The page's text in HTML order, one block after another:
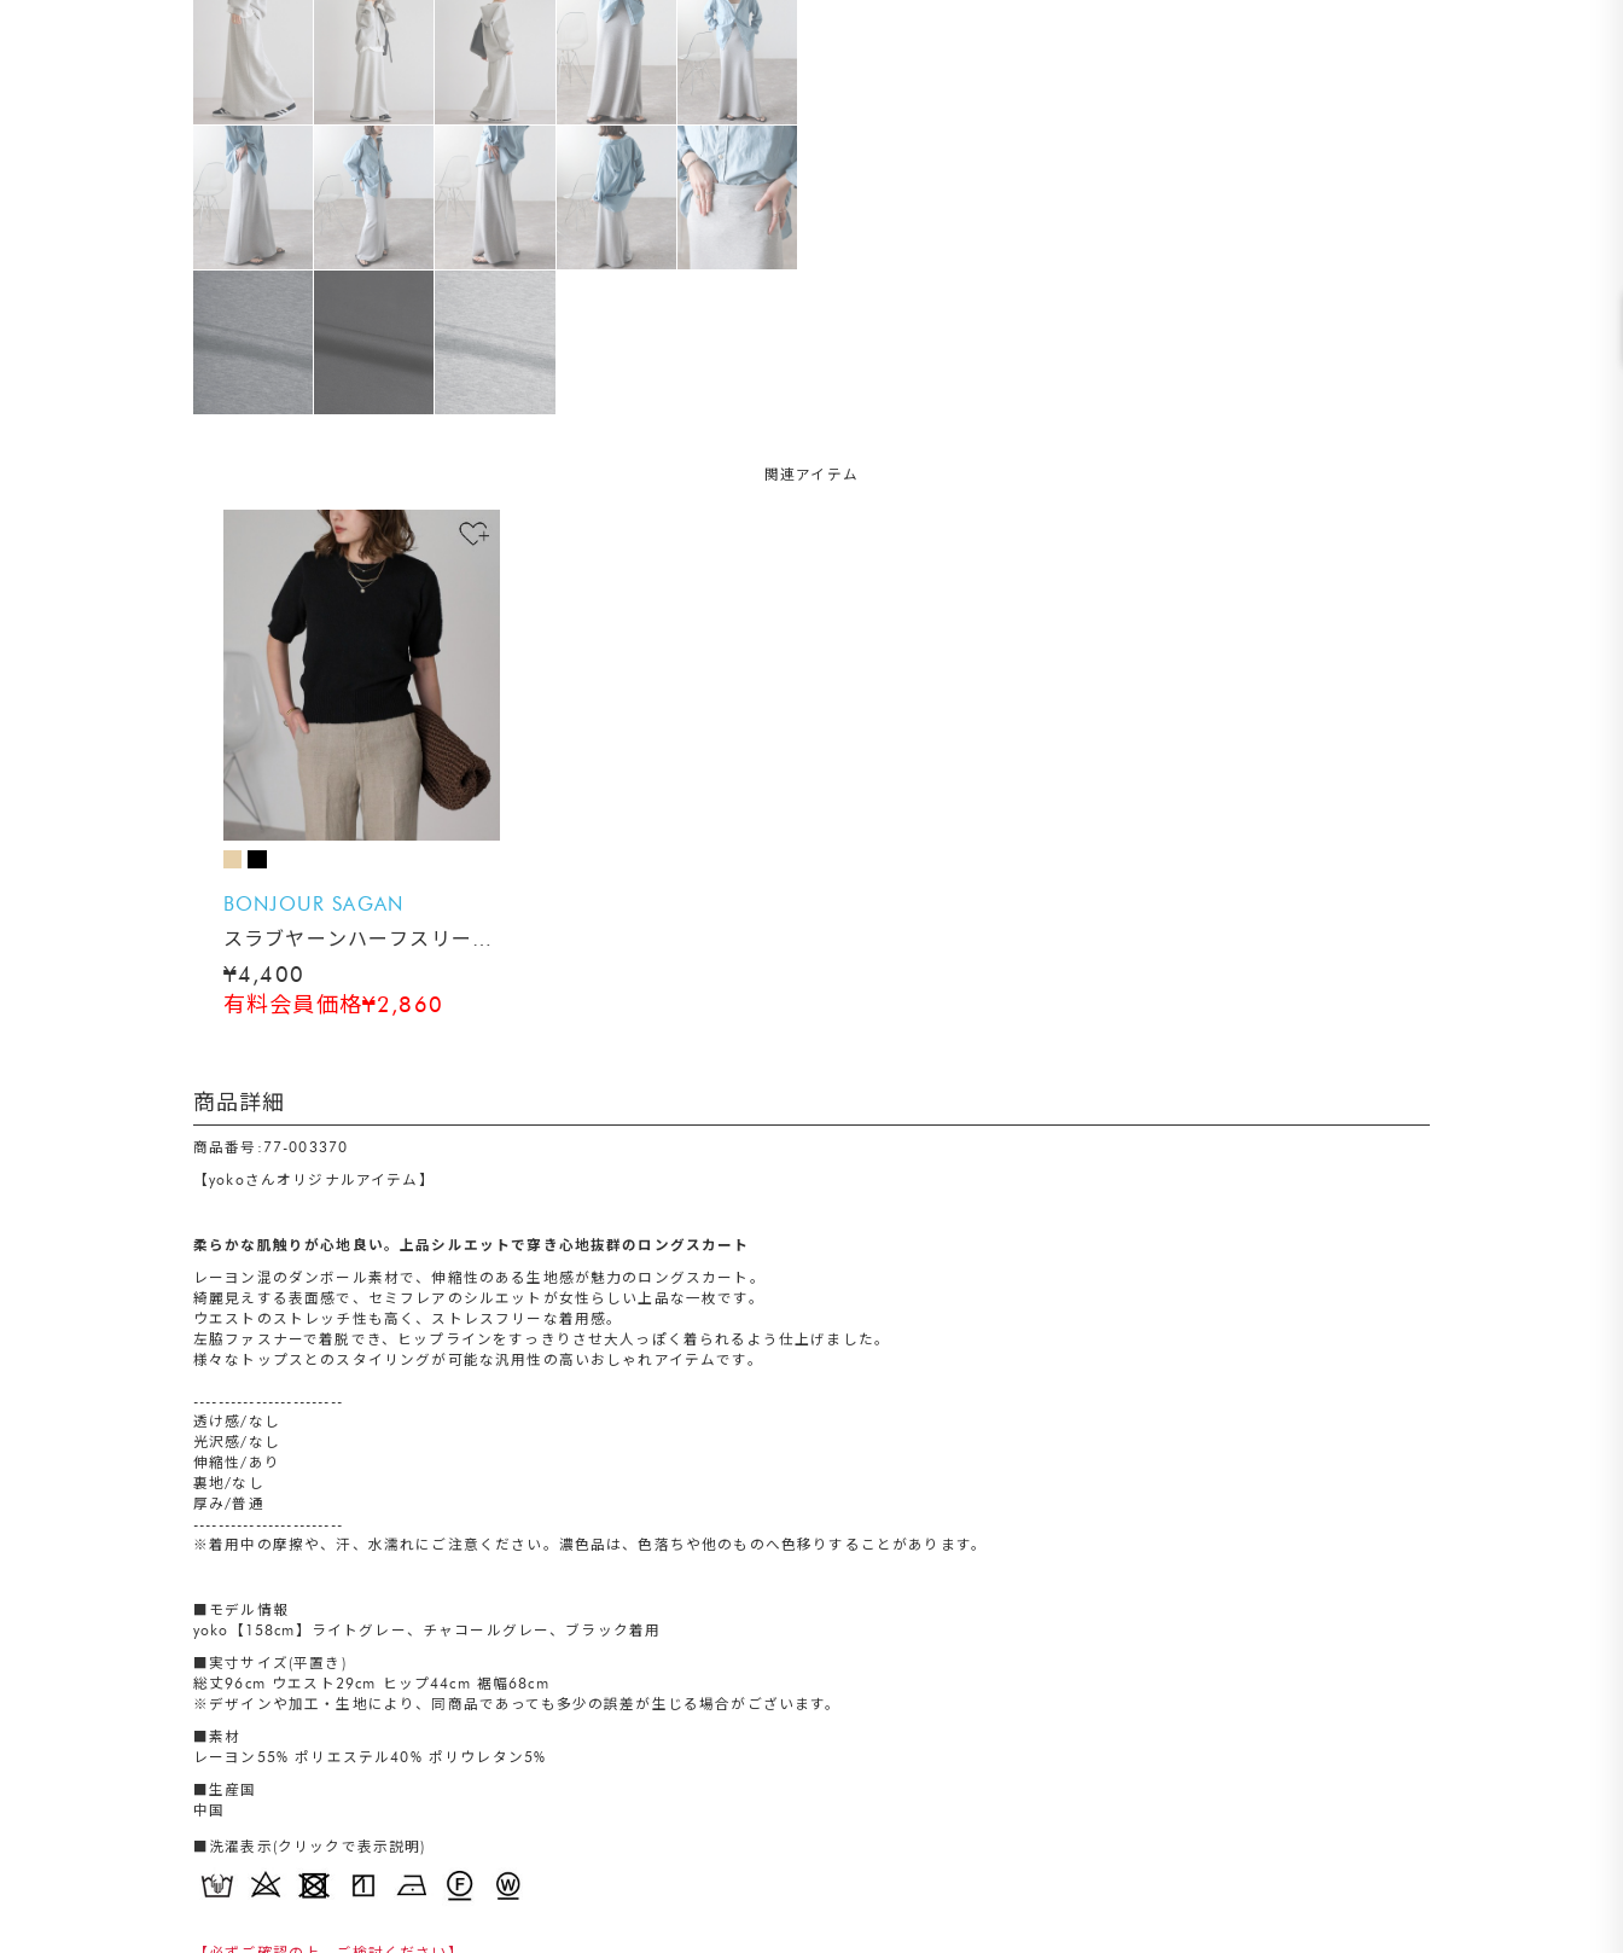
BONJOUR SAGAN
スラブヤーンハーフスリーブ
ニット
¥4,400
有料会員価格¥2,860
商品詳細
商品番号:77-003370
【yokoさんオリジナルアイテム】
柔らかな肌触りが心地良い。上品シルエットで穿き心地抜群のロングスカート
レーヨン混のダンボール素材で、伸縮性のある生地感が魅力のロングスカート。
綺麗見えする表面感で、セミフレアのシルエットが女性らしい上品な一枚です。
ウエストのストレッチ性も高く、ストレスフリーな着用感。
左脇ファスナーで着脱でき、ヒップラインをすっきりさせ大人っぽく着られるよう仕上げました。
様々なトップスとのスタイリングが可能な汎用性の高いおしゃれアイテムです。
------------------------
透け感/なし
光沢感/なし
伸縮性/あり
裏地/なし
厚み/普通
------------------------
※着用中の摩擦や、汗、水濡れにご注意ください。濃色品は、色落ちや他のものへ色移りすることがあります。
■モデル情報
yoko【158cm】ライトグレー、チャコールグレー、ブラック着用
■実寸サイズ(平置き)
総丈96cm ウエスト29cm ヒップ44cm 裾幅68cm
※デザインや加工・生地により、同商品であっても多少の誤差が生じる場合がございます。
■素材
レーヨン55% ポリエステル40% ポリウレタン5%
■生産国
中国
■洗濯表示(クリックで表示説明)